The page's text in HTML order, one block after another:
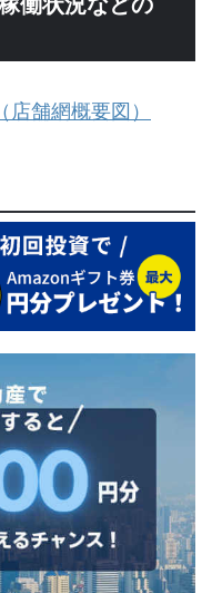
舗網概要図）